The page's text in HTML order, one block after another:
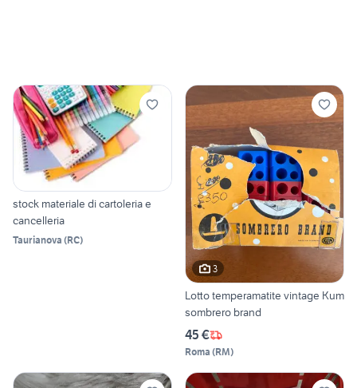
stock materiale di cartoleria e
cancelleria
Taurianova (RC)
3
Lotto temperamatite vintage Kum
sombrero brand
45 €
Roma (RM)